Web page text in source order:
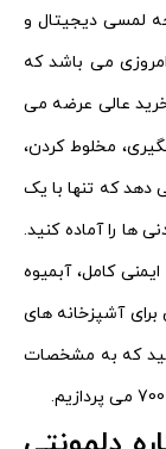
لمسی دیجیتال و
می باشد که
عالی عرضه می
مخلوط کردن،
دهد که تنها با یک
ها را آماده کنید.
کامل، آبمیوه
مطمئن برای آشپزخانه های
که به مشخصات